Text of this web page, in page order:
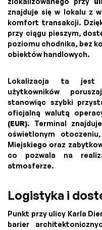
znajduje się w lokalu z
komfort transakcji.
przy ciągu pieszym,
poziomu chodnika, bez
obiektów handlowych.
Lokalizacja ta jest
użytkowników
stanowiąc szybki
oficjalną walutą
(EUR). Terminal
oświetlonym
Miejskiego oraz
co pozwala na
atmosferze.
Logistyka i
Punkt przy ulicy Karla
barier